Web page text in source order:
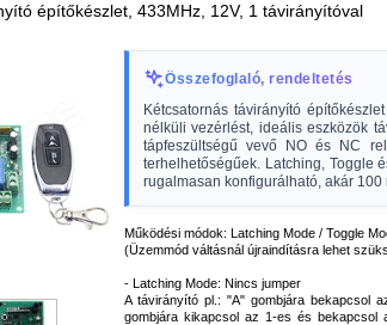
építőkészlet, 433MHz, 12V, 1 távirányítóval
Összefoglaló, rendeltetés
Kétcsatornás távirányító
nélküli vezérlést, ideális eszközök
tápfeszültségű vevő NO és NC
terhelhetőségűek. Latching, Toggle
rugalmasan konfigurálható, akár
Működési módok: Latching Mode / Toggle
(Üzemmód váltásnál újraindításra lehet
- Latching Mode: Nincs jumper
A távirányító pl.: "A" gombjára bekapcsol
gombjára kikapcsol az 1-es és bekapcsol